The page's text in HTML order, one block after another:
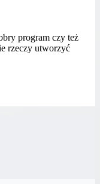
program czy też
rzeczy utworzyć